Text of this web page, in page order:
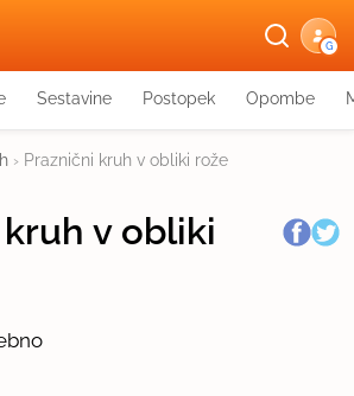
G
Sestavine Postopek Opombe
› Praznični kruh v obliki rože
v obliki